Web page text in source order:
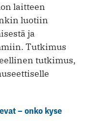
laitteen
luotiin
ja
Tutkimus
tutkimus,
– onko kyse